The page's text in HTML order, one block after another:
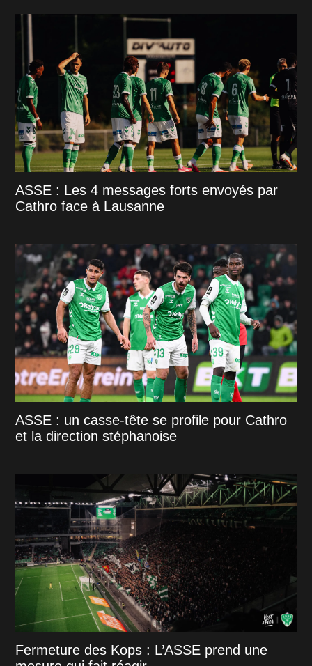
ASSE : Les 4 messages forts envoyés par
Cathro face à Lausanne
ASSE : un casse-tête se profile pour Cathro
et la direction stéphanoise
Fermeture des Kops : L’ASSE prend une